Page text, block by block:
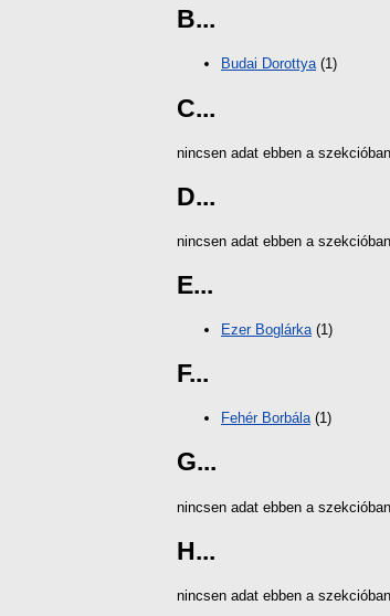
B...
Budai Dorottya(1)
C...
nincsen adat ebben a szekcióban.
D...
nincsen adat ebben a szekcióban.
E...
Ezer Boglárka(1)
F...
Fehér Borbála(1)
G...
nincsen adat ebben a szekcióban.
H...
nincsen adat ebben a szekcióban.